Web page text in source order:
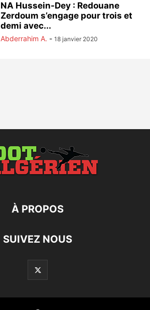
NA Hussein-Dey : Redouane
Zerdoum s’engage pour trois et
demi avec...
Abderrahim A. - 18 janvier 2020
À PROPOS
SUIVEZ NOUS